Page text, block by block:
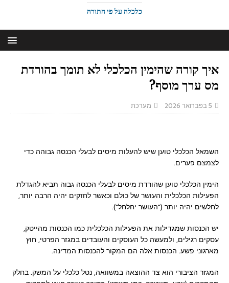
כלכלה על פי התורה
איך קורה שהימין הכלכלי לא תומך בהורדת
מס ערך מוסף?
5 בפברואר 2026 מערכת
השמאל הכלכלי טוען שיש להעלות מיסים לבעלי הכנסה גבוהה כדי
לצמצם פערים.
הימין הכלכלי טוען שהורדת מיסים לבעלי הכנסה גבוה תביא להגדלת
הפעילות הכלכלית והעושר של כולם וכאשר לחזקים יהיה הרבה יותר,
לחלשים יהיה יותר ("העושר יחלחל").
יש הכנסות שמגדילות את הפעילות הכלכלית כמו הכנסות מהייטק,
עסקים רגילים, ולמעשה כל העוסקים והעובדים במגזר הפרטי, חוץ
מארגוני פשע. הכנסות אלה הם המקור להכנסות המדינה.
המגזר הציבורי הוא צד ההוצאה במשוואה, נטל כלכלי על המשק. בחלק